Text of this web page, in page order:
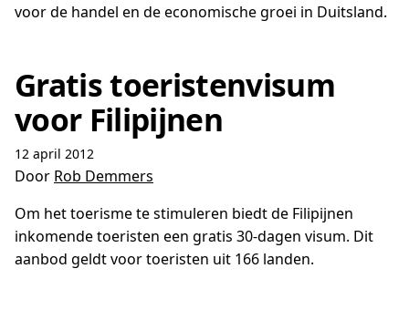
voor de handel en de economische groei in Duitsland.
Gratis toeristenvisum
voor Filipijnen
12 april 2012
Door Rob Demmers
Om het toerisme te stimuleren biedt de Filipijnen
inkomende toeristen een gratis 30-dagen visum. Dit
aanbod geldt voor toeristen uit 166 landen.